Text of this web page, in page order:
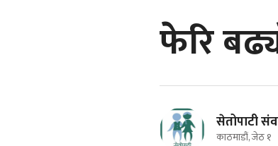
फेरि
सेतोपाटी
काठमाडौं, जेठ १